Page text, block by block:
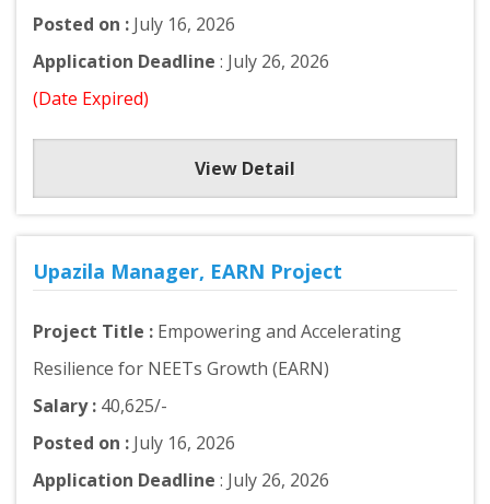
Posted on : July 16, 2026
Application Deadline : July 26, 2026
(Date Expired)
View Detail
Upazila Manager, EARN Project
Project Title : Empowering and Accelerating
Resilience for NEETs Growth (EARN)
Salary : 40,625/-
Posted on : July 16, 2026
Application Deadline : July 26, 2026